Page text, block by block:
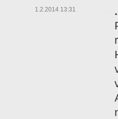
1.2.2014 13:31